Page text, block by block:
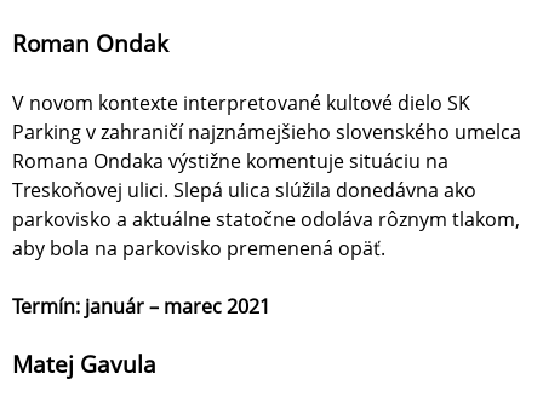
Roman Ondak
V novom kontexte interpretované kultové dielo SK
Parking v zahraničí najznámejšieho slovenského umelca
Romana Ondaka výstižne komentuje situáciu na
Treskoňovej ulici. Slepá ulica slúžila donedávna ako
parkovisko a aktuálne statočne odoláva rôznym tlakom,
aby bola na parkovisko premenená opäť.
Termín: január – marec 2021
Matej Gavula